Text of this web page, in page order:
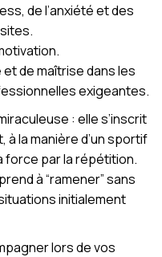
de l’anxiété et des
de maîtrise dans les
exigeantes.
: elle s’inscrit
à la manière d’un sportif
force par la répétition.
à “ramener” sans
initialement
lors de vos